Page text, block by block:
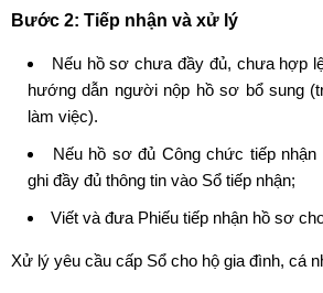
Bước 2: Tiếp nhận và xử lý
Nếu hồ sơ chưa đầy đủ, chưa hợp
hướng dẫn người nộp hồ sơ bổ sung
làm việc).
Nếu hồ sơ đủ Công chức tiếp
ghi đầy đủ thông tin vào Sổ tiếp nhận;
Viết và đưa Phiếu tiếp nhận hồ sơ
Xử lý yêu cầu cấp Sổ cho hộ gia đình, cá